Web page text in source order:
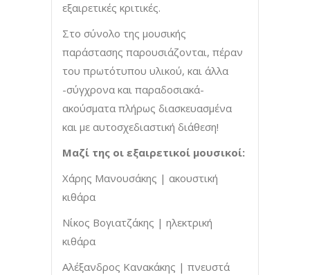
εξαιρετικές κριτικές.
Στο σύνολο της μουσικής
παράστασης παρουσιάζονται, πέραν
του πρωτότυπου υλικού, και άλλα
-σύγχρονα και παραδοσιακά-
ακούσματα πλήρως διασκευασμένα
και με αυτοσχεδιαστική διάθεση!
Μαζί της οι εξαιρετικοί μουσικοί:
Χάρης Μανουσάκης | ακουστική
κιθάρα
Νίκος Βογιατζάκης | ηλεκτρική
κιθάρα
Αλέξανδρος Κανακάκης | πνευστά